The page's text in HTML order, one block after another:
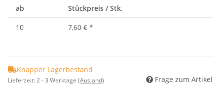
ab Stückpreis / Stk.
10 7,60 € *
Knapper Lagerbestand
Lieferzeit:2 - 3 Werktage (Ausland) Frage zum Artikel